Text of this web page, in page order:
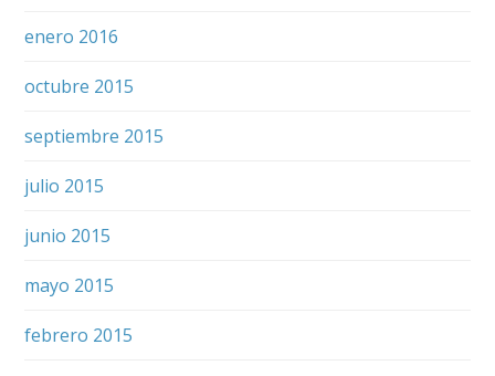
enero 2016
octubre 2015
septiembre 2015
julio 2015
junio 2015
mayo 2015
febrero 2015